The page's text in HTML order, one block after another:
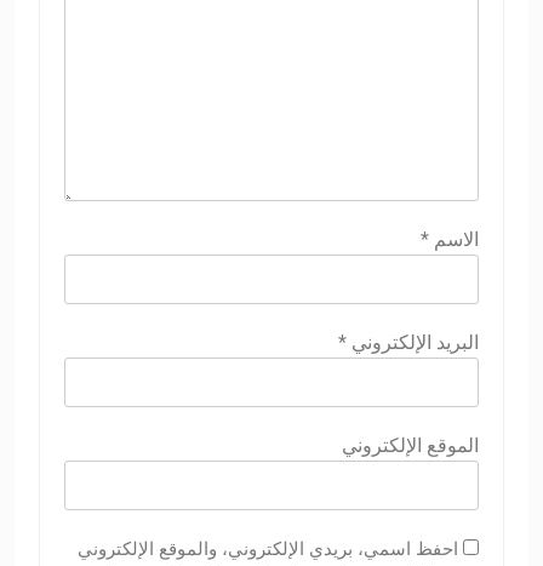
الاسم *
البريد الإلكتروني *
الموقع الإلكتروني
احفظ اسمي، بريدي الإلكتروني، والموقع الإلكتروني